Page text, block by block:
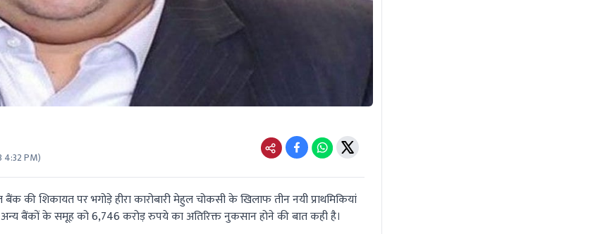
4:32 PM)
की शिकायत पर भगोड़े हीरा कारोबारी मेहुल चोकसी के खिलाफ तीन नयी प्राथमिकियां
बैंकों के समूह को 6,746 करोड़ रुपये का अतिरिक्त नुकसान होने की बात कही है।